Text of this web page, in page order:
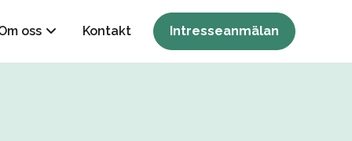
oss Kontakt Intresseanmälan